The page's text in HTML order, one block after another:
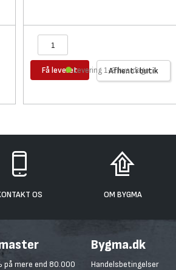
Få leveret Afhent i butik
Levering 1-2 hverdage
OS OM BYGMA
på mere end 80.000
Bygma.dk
Handelsbetingelser